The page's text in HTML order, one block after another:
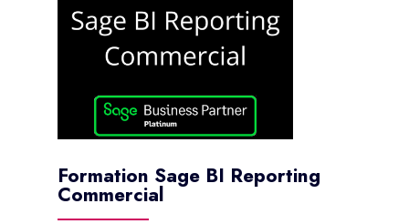
Formation Sage BI Reporting
Commercial